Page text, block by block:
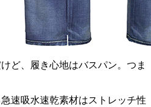
ど、履き心地はバスパン。つま
速吸水速乾素材はストレッチ性